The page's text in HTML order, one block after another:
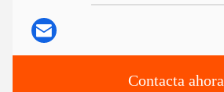
Contacta ahora